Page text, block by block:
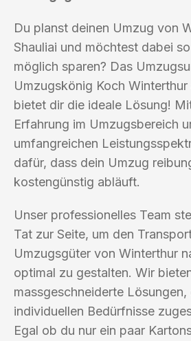
Du planst deinen Umzug von
Shauliai und möchtest dabei
möglich sparen? Das
Umzugskönig Koch
bietet dir die ideale Lösung!
Erfahrung im Umzugsbereich
umfangreichen
dafür, dass dein Umzug
kostengünstig abläuft.
Unser professionelles Team
Tat zur Seite, um den
Umzugsgüter von Winterthur
optimal zu gestalten. Wir
massgeschneiderte
individuellen Bedürfnisse
Egal ob du nur ein paar